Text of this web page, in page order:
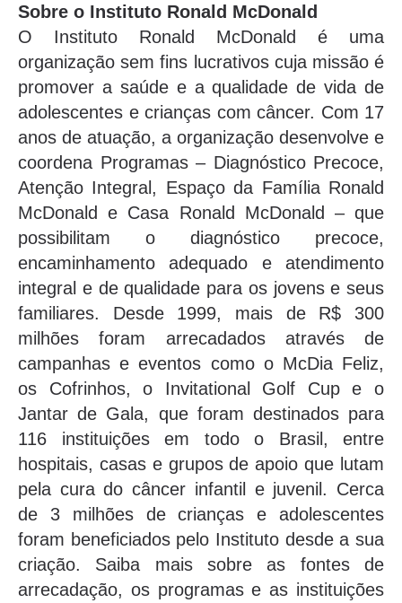
Sobre o Instituto Ronald McDonald
O Instituto Ronald McDonald é uma
organização sem fins lucrativos cuja missão é
promover a saúde e a qualidade de vida de
adolescentes e crianças com câncer. Com 17
anos de atuação, a organização desenvolve e
coordena Programas – Diagnóstico Precoce,
Atenção Integral, Espaço da Família Ronald
McDonald e Casa Ronald McDonald – que
possibilitam o diagnóstico precoce,
encaminhamento adequado e atendimento
integral e de qualidade para os jovens e seus
familiares. Desde 1999, mais de R$ 300
milhões foram arrecadados através de
campanhas e eventos como o McDia Feliz,
os Cofrinhos, o Invitational Golf Cup e o
Jantar de Gala, que foram destinados para
116 instituições em todo o Brasil, entre
hospitais, casas e grupos de apoio que lutam
pela cura do câncer infantil e juvenil. Cerca
de 3 milhões de crianças e adolescentes
foram beneficiados pelo Instituto desde a sua
criação. Saiba mais sobre as fontes de
arrecadação, os programas e as instituições